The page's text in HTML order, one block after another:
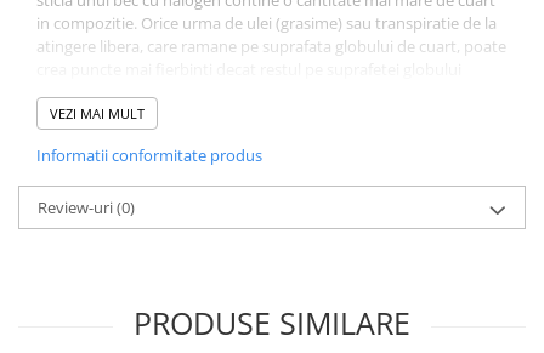
in compozitie. Orice urma de ulei (grasime) sau transpiratie de la
atingere libera, care ramane pe suprafata globului de cuart, poate
ducand la arderea prematura a becului (uneori si cu spargerea
globului).
Compatibil cu:
Whirlpool AKP 295 NA 857729510511
Whirlpool AKP 295 JA 857729510501
Whirlpool AKP 460/IX 857746010504
Whirlpool AKP 533/IX 857753361502
VEZI MAI MULT
Informatii conformitate produs
Review-uri(0)
PRODUSE SIMILARE